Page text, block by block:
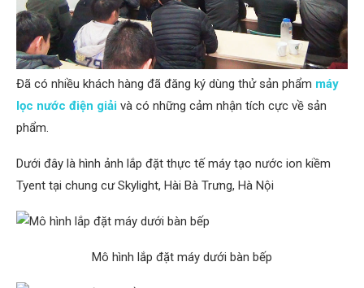
Đã có nhiều khách hàng đã đăng ký dùng thử sản phẩm máy
lọc nước điện giải và có những cảm nhận tích cực về sản
phẩm.
Dưới đây là hình ảnh lắp đặt thực tế máy tạo nước ion kiềm
Tyent tại chung cư Skylight, Hài Bà Trưng, Hà Nội
Mô hình lắp đặt máy dưới bàn bếp